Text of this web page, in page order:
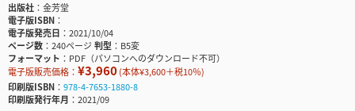
出版社
金芳堂
電子版ISBN
電子版発売日
2021/10/04
ページ数
240ページ判型
B5変
フォーマット
PDF（パソコンへのダウンロード不可）
電子版販売価格： ¥3,960(本体¥3,600＋税10％)
印刷版ISBN
978-4-7653-1880-8
印刷版発行年月
2021/09